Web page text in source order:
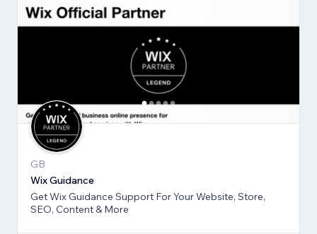
GB
Wix Guidance
Get Wix Guidance Support For Your Website, Store,
SEO, Content & More